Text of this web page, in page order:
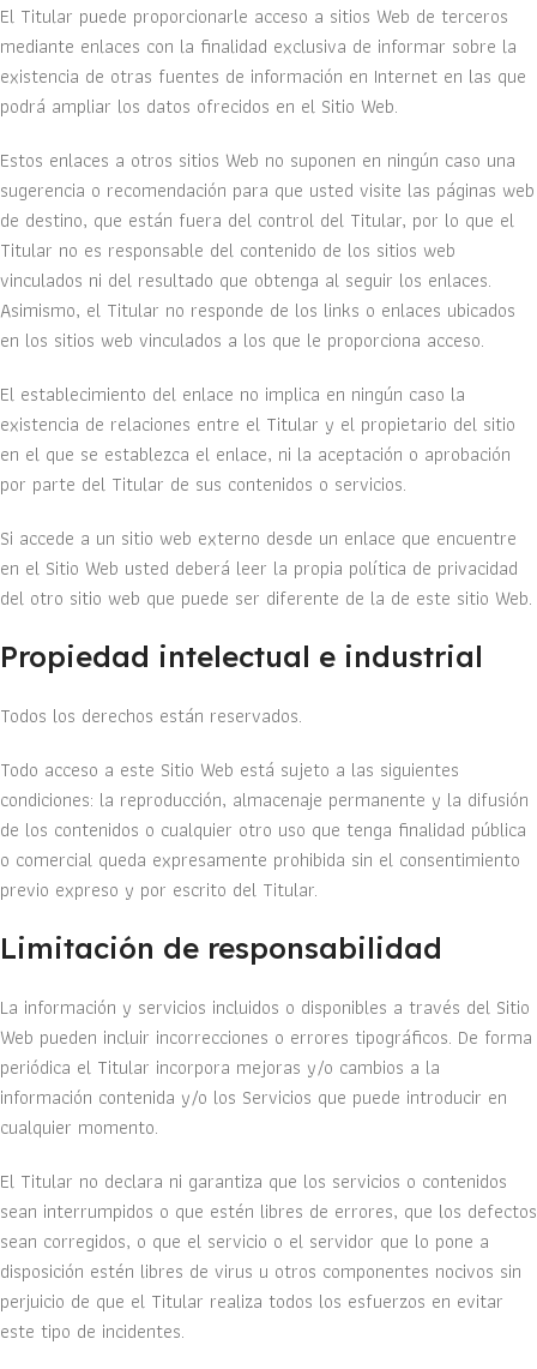
El Titular puede proporcionarle acceso a sitios Web de terceros
mediante enlaces con la finalidad exclusiva de informar sobre la
existencia de otras fuentes de información en Internet en las que
podrá ampliar los datos ofrecidos en el Sitio Web.
Estos enlaces a otros sitios Web no suponen en ningún caso una
sugerencia o recomendación para que usted visite las páginas web
de destino, que están fuera del control del Titular, por lo que el
Titular no es responsable del contenido de los sitios web
vinculados ni del resultado que obtenga al seguir los enlaces.
Asimismo, el Titular no responde de los links o enlaces ubicados
en los sitios web vinculados a los que le proporciona acceso.
El establecimiento del enlace no implica en ningún caso la
existencia de relaciones entre el Titular y el propietario del sitio
en el que se establezca el enlace, ni la aceptación o aprobación
por parte del Titular de sus contenidos o servicios.
Si accede a un sitio web externo desde un enlace que encuentre
en el Sitio Web usted deberá leer la propia política de privacidad
del otro sitio web que puede ser diferente de la de este sitio Web.
Propiedad intelectual e industrial
Todos los derechos están reservados.
Todo acceso a este Sitio Web está sujeto a las siguientes
condiciones: la reproducción, almacenaje permanente y la difusión
de los contenidos o cualquier otro uso que tenga finalidad pública
o comercial queda expresamente prohibida sin el consentimiento
previo expreso y por escrito del Titular.
Limitación de responsabilidad
La información y servicios incluidos o disponibles a través del Sitio
Web pueden incluir incorrecciones o errores tipográficos. De forma
periódica el Titular incorpora mejoras y/o cambios a la
información contenida y/o los Servicios que puede introducir en
cualquier momento.
El Titular no declara ni garantiza que los servicios o contenidos
sean interrumpidos o que estén libres de errores, que los defectos
sean corregidos, o que el servicio o el servidor que lo pone a
disposición estén libres de virus u otros componentes nocivos sin
perjuicio de que el Titular realiza todos los esfuerzos en evitar
este tipo de incidentes.